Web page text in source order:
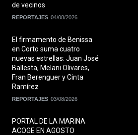
de vecinos
REPORTAJES 04/08/2026
El firmamento de Benissa
en Corto suma cuatro
nuevas estrellas: Juan José
Ballesta, Melani Olivares,
Fran Berenguer y Cinta
Ramírez
REPORTAJES 03/08/2026
PORTAL DE LA MARINA
ACOGE EN AGOSTO